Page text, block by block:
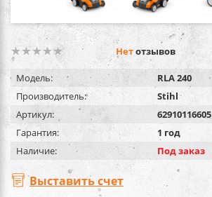
Нетотзывов
Модель:
RLA 240
Производитель:
Stihl
Артикул:
62910116605
Гарантия:
1 год
Наличие:
Под заказ
Выставить счет